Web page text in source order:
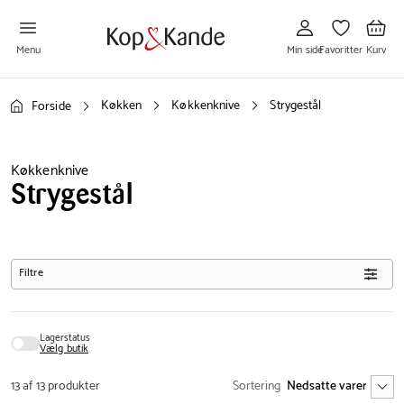
Menu
til
Min
side
Min side
til
Favoritter
Favoritter
til
Kurv
Kurv
Forside Køkken Køkkenknive Strygestål
Køkkenknive
Strygestål
Filtre
Lagerstatus
Vælg butik
13 af 13 produkter Sortering